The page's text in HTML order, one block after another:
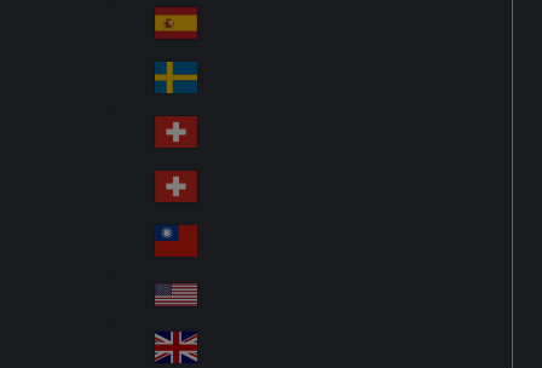
uth
Af
ric
a
Sp
ain
Sw
ed
en
Sw
itz
erl
an
d
Sw
itz
erl
an
d
wa
n
A